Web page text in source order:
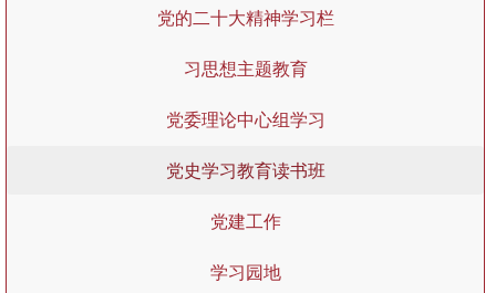
党的二十大精神学习栏
习思想主题教育
党委理论中心组学习
党史学习教育读书班
党建工作
学习园地